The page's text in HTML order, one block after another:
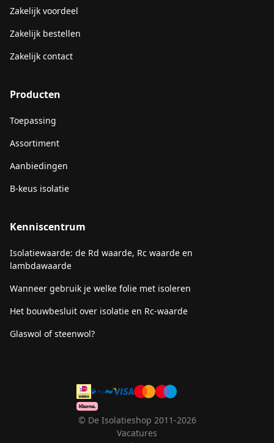
Zakelijk voordeel
Zakelijk bestellen
Zakelijk contact
Producten
Toepassing
Assortiment
Aanbiedingen
B-keus isolatie
Kenniscentrum
Isolatiewaarde: de Rd waarde, Rc waarde en
lambdawaarde
Wanneer gebruik je welke folie met isoleren
Het bouwbesluit over isolatie en Rc-waarde
Glaswol of steenwol?
© De Isolatieshop 2011-2026
Vacatures